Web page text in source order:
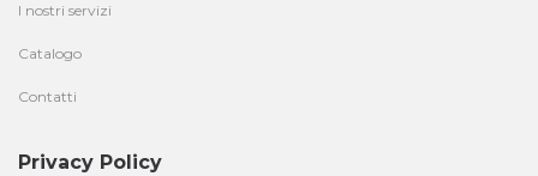
I nostri servizi
Catalogo
Contatti
Privacy Policy